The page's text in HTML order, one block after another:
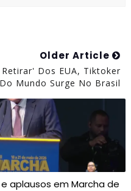
Older Article
Dos EUA, Tiktoker
Mundo Surge No Brasil
aplausos em Marcha de